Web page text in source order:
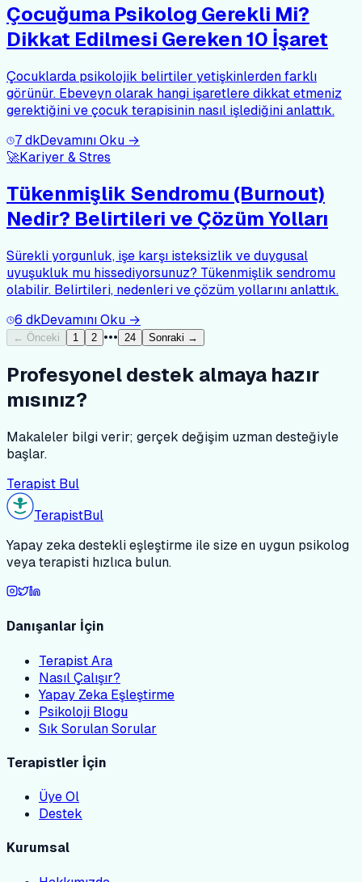
Çocuğuma Psikolog Gerekli Mi?
Dikkat Edilmesi Gereken 10 İşaret
Çocuklarda psikolojik belirtiler yetişkinlerden farklı
görünür. Ebeveyn olarak hangi işaretlere dikkat etmeniz
gerektiğini ve çocuk terapisinin nasıl işlediğini anlattık.
7dkDevamını Oku →
🚀Kariyer & Stres
Tükenmişlik Sendromu (Burnout)
Nedir? Belirtileri ve Çözüm Yolları
Sürekli yorgunluk, işe karşı isteksizlik ve duygusal
uyuşukluk mu hissediyorsunuz? Tükenmişlik sendromu
olabilir. Belirtileri, nedenleri ve çözüm yollarını anlattık.
6 dkDevamını Oku →
← Önceki 1 2 ••• 24 Sonraki →
Profesyonel destek almaya hazır
mısınız?
Makaleler bilgi verir; gerçek değişim uzman desteğiyle
başlar.
Terapist Bul
TerapistBul
Yapay zeka destekli eşleştirme ile size en uygun psikolog
veya terapisti hızlıca bulun.
Danışanlar İçin
Terapist Ara
Nasıl Çalışır?
Yapay Zeka Eşleştirme
Psikoloji Blogu
Sık Sorulan Sorular
Terapistler İçin
Üye Ol
Destek
Kurumsal